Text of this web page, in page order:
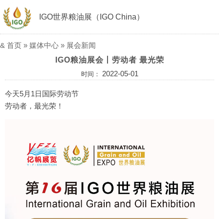
IGO世界粮油展（IGO China）
& 首页 » 媒体中心 » 展会新闻
IGO粮油展会丨劳动者 最光荣
时间： 2022-05-01
今天5月1日国际劳动节
劳动者，最光荣！